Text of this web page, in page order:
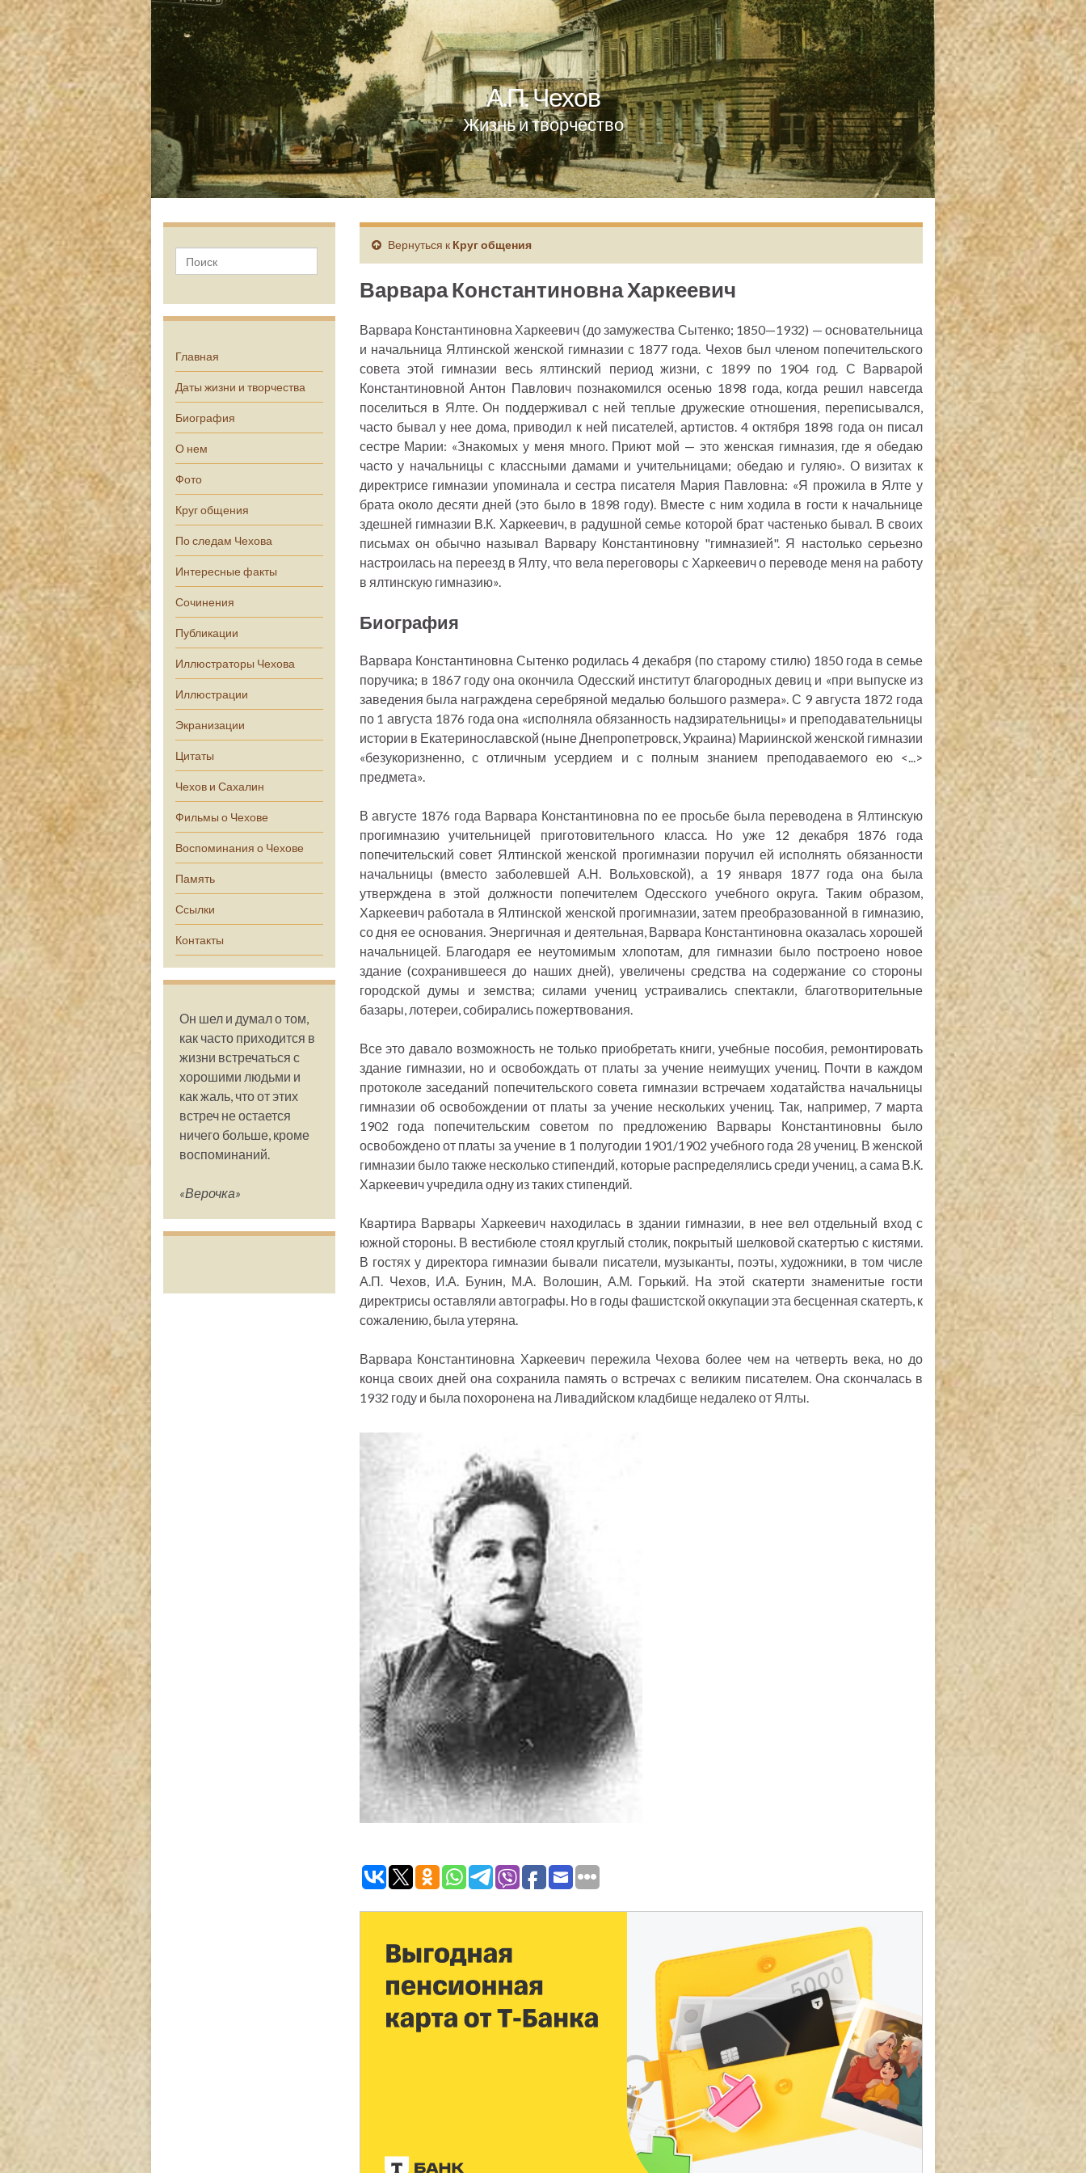
А.П. Чехов
Жизнь и творчество
Главная
Даты жизни и творчества
Биография
О нем
Фото
Круг общения
По следам Чехова
Интересные факты
Сочинения
Публикации
Иллюстраторы Чехова
Иллюстрации
Экранизации
Цитаты
Чехов и Сахалин
Фильмы о Чехове
Воспоминания о Чехове
Память
Ссылки
Контакты
Он шел и думал о том,
как часто приходится в
жизни встречаться с
хорошими людьми и
как жаль, что от этих
встреч не остается
ничего больше, кроме
воспоминаний.
«Верочка»
Вернуться к Круг общения
Варвара Константиновна Харкеевич
Варвара Константиновна Харкеевич (до замужества Сытенко; 1850—1932) — основательница
и начальница Ялтинской женской гимназии с 1877 года. Чехов был членом попечительского
совета этой гимназии весь ялтинский период жизни, с 1899 по 1904 год. С Варварой
Константиновной Антон Павлович познакомился осенью 1898 года, когда решил навсегда
поселиться в Ялте. Он поддерживал с ней теплые дружеские отношения, переписывался,
часто бывал у нее дома, приводил к ней писателей, артистов. 4 октября 1898 года он писал
сестре Марии: «Знакомых у меня много. Приют мой — это женская гимназия, где я обедаю
часто у начальницы с классными дамами и учительницами; обедаю и гуляю». О визитах к
директрисе гимназии упоминала и сестра писателя Мария Павловна: «Я прожила в Ялте у
брата около десяти дней (это было в 1898 году). Вместе с ним ходила в гости к начальнице
здешней гимназии В.К. Харкеевич, в радушной семье которой брат частенько бывал. В своих
письмах он обычно называл Варвару Константиновну "гимназией". Я настолько серьезно
настроилась на переезд в Ялту, что вела переговоры с Харкеевич о переводе меня на работу
в ялтинскую гимназию».
Биография
Варвара Константиновна Сытенко родилась 4 декабря (по старому стилю) 1850 года в семье
поручика; в 1867 году она окончила Одесский институт благородных девиц и «при выпуске из
заведения была награждена серебряной медалью большого размера». С 9 августа 1872 года
по 1 августа 1876 года она «исполняла обязанность надзирательницы» и преподавательницы
истории в Екатеринославской (ныне Днепропетровск, Украина) Мариинской женской гимназии
«безукоризненно, с отличным усердием и с полным знанием преподаваемого ею <...>
предмета».
В августе 1876 года Варвара Константиновна по ее просьбе была переводена в Ялтинскую
прогимназию учительницей приготовительного класса. Но уже 12 декабря 1876 года
попечительский совет Ялтинской женской прогимназии поручил ей исполнять обязанности
начальницы (вместо заболевшей А.Н. Вольховской), а 19 января 1877 года она была
утверждена в этой должности попечителем Одесского учебного округа. Таким образом,
Харкеевич работала в Ялтинской женской прогимназии, затем преобразованной в гимназию,
со дня ее основания. Энергичная и деятельная, Варвара Константиновна оказалась хорошей
начальницей. Благодаря ее неутомимым хлопотам, для гимназии было построено новое
здание (сохранившееся до наших дней), увеличены средства на содержание со стороны
городской думы и земства; силами учениц устраивались спектакли, благотворительные
базары, лотереи, собирались пожертвования.
Все это давало возможность не только приобретать книги, учебные пособия, ремонтировать
здание гимназии, но и освобождать от платы за учение неимущих учениц. Почти в каждом
протоколе заседаний попечительского совета гимназии встречаем ходатайства начальницы
гимназии об освобождении от платы за учение нескольких учениц. Так, например, 7 марта
1902 года попечительским советом по предложению Варвары Константиновны было
освобождено от платы за учение в 1 полугодии 1901/1902 учебного года 28 учениц. В женской
гимназии было также несколько стипендий, которые распределялись среди учениц, а сама В.К.
Харкеевич учредила одну из таких стипендий.
Квартира Варвары Харкеевич находилась в здании гимназии, в нее вел отдельный вход с
южной стороны. В вестибюле стоял круглый столик, покрытый шелковой скатертью с кистями.
В гостях у директора гимназии бывали писатели, музыканты, поэты, художники, в том числе
А.П. Чехов, И.А. Бунин, М.А. Волошин, А.М. Горький. На этой скатерти знаменитые гости
директрисы оставляли автографы. Но в годы фашистской оккупации эта бесценная скатерть, к
сожалению, была утеряна.
Варвара Константиновна Харкеевич пережила Чехова более чем на четверть века, но до
конца своих дней она сохранила память о встречах с великим писателем. Она скончалась в
1932 году и была похоронена на Ливадийском кладбище недалеко от Ялты.